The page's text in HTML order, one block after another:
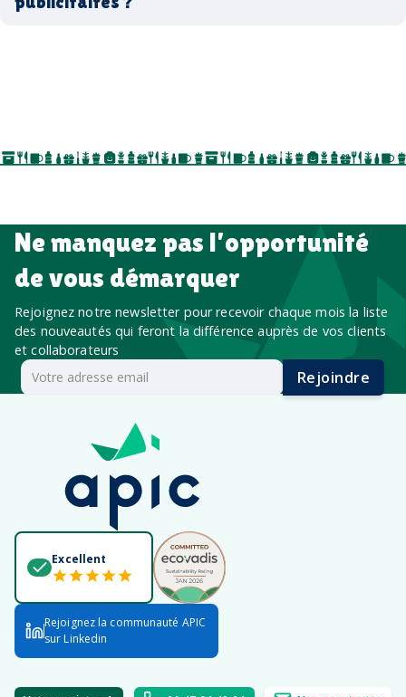
salon professionnel
Ne manquez pas l’opportunité
de vous démarquer
Rejoignez notre newsletter pour recevoir chaque mois la liste
des nouveautés qui feront la différence auprès de vos clients
et collaborateurs
Rejoindre
Excellent
Rejoignez la communauté APIC
sur Linkedin